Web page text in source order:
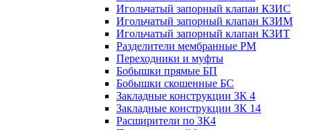
Игольчатый запорный клапан КЗИС
Игольчатый запорный клапан КЗИМ
Игольчатый запорный клапан КЗИТ
Разделители мембранные РМ
Переходники и муфты
Бобышки прямые БП
Бобышки скошенные БС
Закладные конструкции ЗК 4
Закладные конструкции ЗК 14
Расширители по ЗК4